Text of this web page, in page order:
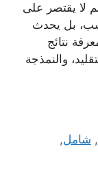
لا يقتصر على
بل يحدث
نتائج
والنمذجة
, شامل,